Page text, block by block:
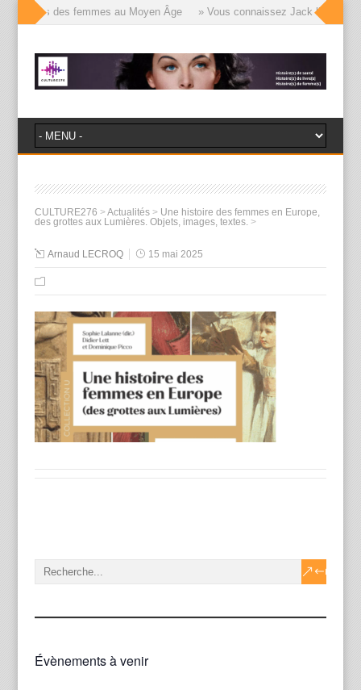
visages des femmes au Moyen Âge » Vous connaissez Jack
CULTURE276 >Actualités> Une histoire des femmes en Europe,
des grottes aux Lumières. Objets, images, textes.>
Arnaud LECROQ 15 mai 2025
Évènements à venir